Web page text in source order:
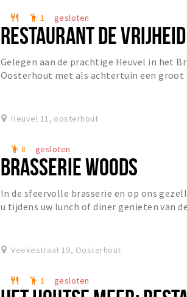
restaurant emoji_people 1 gesloten
RESTAURANT DE VRIJHEID
Gelegen aan de prachtige Heuvel in het
Oosterhout met als achtertuin een groot
Heuvel 11, oosterhout
emoji_people 8 gesloten
BRASSERIE WOODS
In de sfeervolle brasserie en op ons
u tijdens uw lunch of diner genieten van
Veekestraat 19, Oosterhout
restaurant emoji_people 1 gesloten